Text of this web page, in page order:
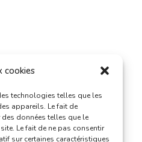
cookies
technologies telles que les
appareils. Le fait de
données telles que le
Le fait de ne pas consentir
sur certaines caractéristiques